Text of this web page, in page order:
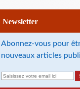
Newsletter
Abonnez-vous pour
nouveaux articles